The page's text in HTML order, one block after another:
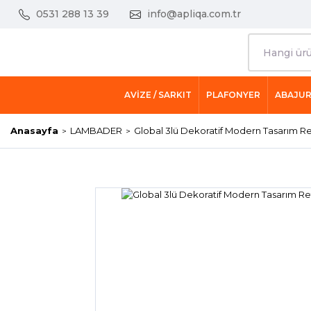
0531 288 13 39 info@apliqa.com.tr
AVİZE / SARKIT PLAFONYER ABAJUR
Anasayfa LAMBADER Global 3lü Dekoratif Modern Tasarım